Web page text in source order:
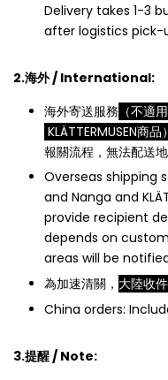
Delivery takes 1-3
after logistics pick-
2.海外 / International:
海外寄送服務 （不適
KLÄTTERMUSEN商品）
報關流程，無法配送
Overseas shipping
and Nanga and
provide recipient
depends on
areas will be
為加速清關， 大陸收
China orders:
3.提醒 / Note: